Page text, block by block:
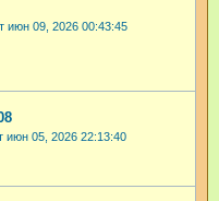
июн 09, 2026 00:43:45
июн 05, 2026 22:13:40